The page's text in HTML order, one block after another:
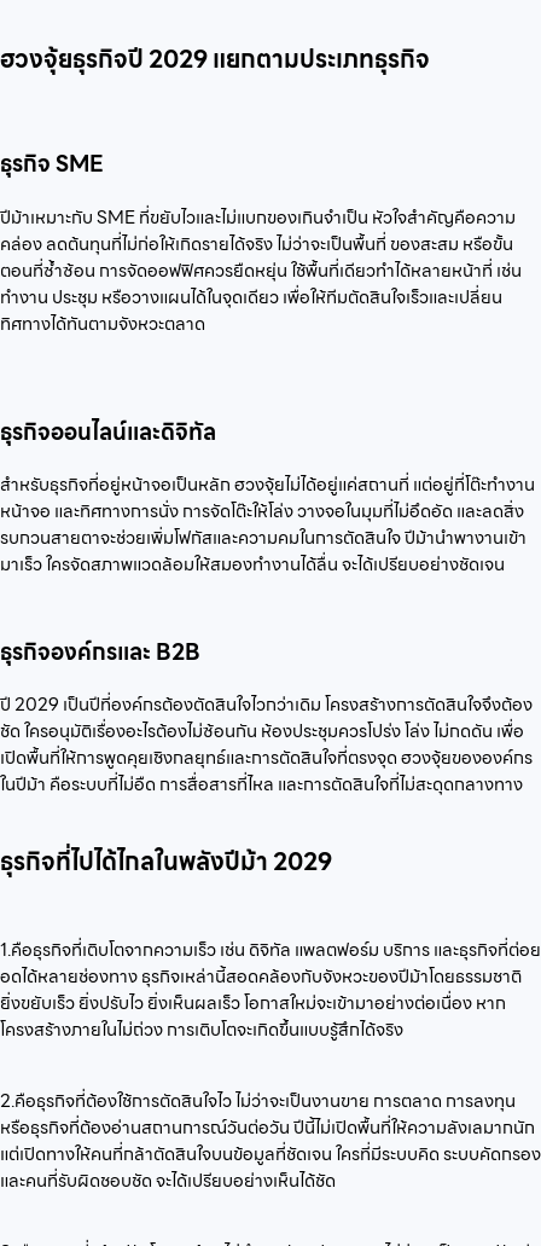
ฮวงจุ้ยธุรกิจปี 2029 แยกตามประเภทธุรกิจ
ธุรกิจ SME
ปีม้าเหมาะกับ SME ที่ขยับไวและไม่แบกของเกินจำเป็น หัวใจสำคัญคือความ
คล่อง ลดต้นทุนที่ไม่ก่อให้เกิดรายได้จริง ไม่ว่าจะเป็นพื้นที่ ของสะสม หรือขั้น
ตอนที่ซ้ำซ้อน การจัดออฟฟิศควรยืดหยุ่น ใช้พื้นที่เดียวทำได้หลายหน้าที่ เช่น
ทำงาน ประชุม หรือวางแผนได้ในจุดเดียว เพื่อให้ทีมตัดสินใจเร็วและเปลี่ยน
ทิศทางได้ทันตามจังหวะตลาด
ธุรกิจออนไลน์และดิจิทัล
สำหรับธุรกิจที่อยู่หน้าจอเป็นหลัก ฮวงจุ้ยไม่ได้อยู่แค่สถานที่ แต่อยู่ที่โต๊ะทำงาน
หน้าจอ และทิศทางการนั่ง การจัดโต๊ะให้โล่ง วางจอในมุมที่ไม่อึดอัด และลดสิ่ง
รบกวนสายตาจะช่วยเพิ่มโฟกัสและความคมในการตัดสินใจ ปีม้านำพางานเข้า
มาเร็ว ใครจัดสภาพแวดล้อมให้สมองทำงานได้ลื่น จะได้เปรียบอย่างชัดเจน
ธุรกิจองค์กรและ B2B
ปี 2029 เป็นปีที่องค์กรต้องตัดสินใจไวกว่าเดิม โครงสร้างการตัดสินใจจึงต้อง
ชัด ใครอนุมัติเรื่องอะไรต้องไม่ซ้อนกัน ห้องประชุมควรโปร่ง โล่ง ไม่กดดัน เพื่อ
เปิดพื้นที่ให้การพูดคุยเชิงกลยุทธ์และการตัดสินใจที่ตรงจุด ฮวงจุ้ยขององค์กร
ในปีม้า คือระบบที่ไม่อืด การสื่อสารที่ไหล และการตัดสินใจที่ไม่สะดุดกลางทาง
ธุรกิจที่ไปได้ไกลในพลังปีม้า 2029
1.คือธุรกิจที่เติบโตจากความเร็ว เช่น ดิจิทัล แพลตฟอร์ม บริการ และธุรกิจที่ต่อย
อดได้หลายช่องทาง ธุรกิจเหล่านี้สอดคล้องกับจังหวะของปีม้าโดยธรรมชาติ
ยิ่งขยับเร็ว ยิ่งปรับไว ยิ่งเห็นผลเร็ว โอกาสใหม่จะเข้ามาอย่างต่อเนื่อง หาก
โครงสร้างภายในไม่ถ่วง การเติบโตจะเกิดขึ้นแบบรู้สึกได้จริง
2.คือธุรกิจที่ต้องใช้การตัดสินใจไว ไม่ว่าจะเป็นงานขาย การตลาด การลงทุน
หรือธุรกิจที่ต้องอ่านสถานการณ์วันต่อวัน ปีนี้ไม่เปิดพื้นที่ให้ความลังเลมากนัก
แต่เปิดทางให้คนที่กล้าตัดสินใจบนข้อมูลที่ชัดเจน ใครที่มีระบบคิด ระบบคัดกรอง
และคนที่รับผิดชอบชัด จะได้เปรียบอย่างเห็นได้ชัด